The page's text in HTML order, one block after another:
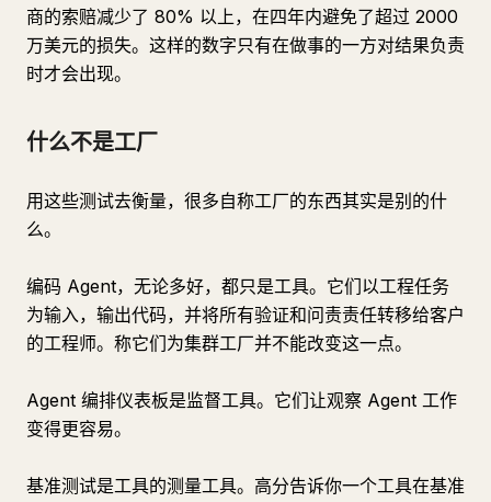
商的索赔减少了 80% 以上，在四年内避免了超过 2000
万美元的损失。这样的数字只有在做事的一方对结果负责
时才会出现。
什么不是工厂
用这些测试去衡量，很多自称工厂的东西其实是别的什
么。
编码 Agent，无论多好，都只是工具。它们以工程任务
为输入，输出代码，并将所有验证和问责责任转移给客户
的工程师。称它们为集群工厂并不能改变这一点。
Agent 编排仪表板是监督工具。它们让观察 Agent 工作
变得更容易。
基准测试是工具的测量工具。高分告诉你一个工具在基准